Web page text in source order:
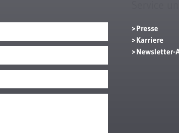
Presse
Karriere
Newsletter-